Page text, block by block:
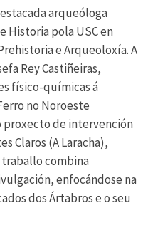
arqueóloga
Historia pola USC en
e Arqueoloxía. A
Rey Castiñeiras,
físico-químicas á
no Noroeste
proxecto de intervención
Claros (A Laracha),
combina
enfocándose na
dos Ártabros e o seu